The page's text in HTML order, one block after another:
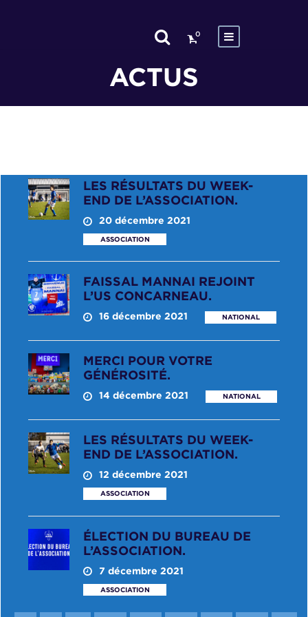
0
ACTUS
LES RÉSULTATS DU WEEK-
END DE L’ASSOCIATION.
20 décembre 2021
ASSOCIATION
FAISSAL MANNAI REJOINT
L’US CONCARNEAU.
16 décembre 2021 NATIONAL
MERCI POUR VOTRE
GÉNÉROSITÉ.
14 décembre 2021 NATIONAL
LES RÉSULTATS DU WEEK-
END DE L’ASSOCIATION.
12 décembre 2021
ASSOCIATION
ÉLECTION DU BUREAU DE
L’ASSOCIATION.
7 décembre 2021
ASSOCIATION